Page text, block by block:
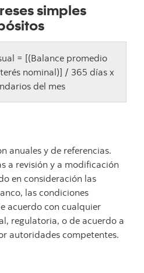
simples
= [(Balance promedio
nominal)] / 365 días x
del mes
anuales y de referencias.
a revisión y a modificación
en consideración las
las condiciones
acuerdo con cualquier
regulatoria, o de acuerdo a
autoridades competentes.